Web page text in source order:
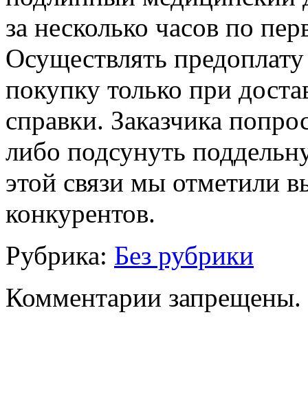
за несколько часов по
Осуществлять
покупку только при
справки. Заказчика
либо подсунуть
этой связи мы отметили
конкурентов.
Рубрика: Без рубрики
Комментарии запрещены.